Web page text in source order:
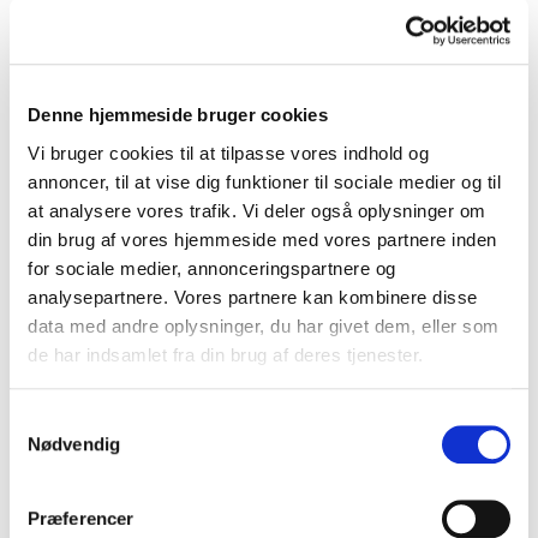
Denne hjemmeside bruger cookies
Vi bruger cookies til at tilpasse vores indhold og
annoncer, til at vise dig funktioner til sociale medier og til
at analysere vores trafik. Vi deler også oplysninger om
din brug af vores hjemmeside med vores partnere inden
for sociale medier, annonceringspartnere og
analysepartnere. Vores partnere kan kombinere disse
data med andre oplysninger, du har givet dem, eller som
de har indsamlet fra din brug af deres tjenester.
Nødvendig
Præferencer
På et Toyota EV-batteri får du 8 år/160.000 km
kapacitet.
Hvis du indenfor en garantiperiode oplever, at bilen har
tabt betydelig rækkevidde, og du får målt kapaciteten
til at være under 70 %, vil vi sørge for et nyt batteri, der
igen får bilen over 70 % kapacitet.
EV- og Hybrid Helbredtjek
aktivere 1 år/15.000 km garanti for både fejl på batteriet
og minimum batterikapacitet på 70 %. De 1 år/15.000 km
serviceinterval på en Toyota.